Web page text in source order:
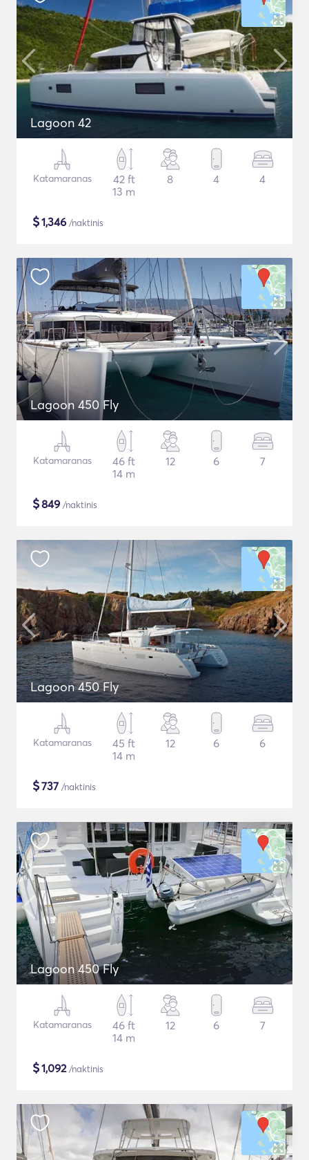
Lagoon 42
Katamaranas
42 ft
13 m
8 4 4
$1,346 /naktinis
Lagoon 450 Fly
Katamaranas
46 ft
14 m
12 6 7
$849 /naktinis
Lagoon 450 Fly
Katamaranas
45 ft
14 m
12 6 6
$737 /naktinis
Lagoon 450 Fly
Katamaranas
46 ft
14 m
12 6 7
$1,092/naktinis